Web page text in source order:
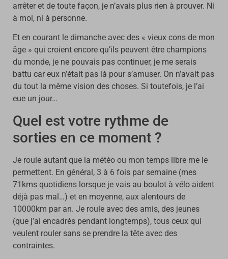
arrêter et de toute façon, je n’avais plus rien à prouver. Ni
à moi, ni à personne.
Et en courant le dimanche avec des « vieux cons de mon
âge » qui croient encore qu’ils peuvent être champions
du monde, je ne pouvais pas continuer, je me serais
battu car eux n’était pas là pour s’amuser. On n’avait pas
du tout la même vision des choses. Si toutefois, je l’ai
eue un jour…
Quel est votre rythme de
sorties en ce moment ?
Je roule autant que la météo ou mon temps libre me le
permettent. En général, 3 à 6 fois par semaine (mes
71kms quotidiens lorsque je vais au boulot à vélo aident
déjà pas mal…) et en moyenne, aux alentours de
10000km par an. Je roule avec des amis, des jeunes
(que j’ai encadrés pendant longtemps), tous ceux qui
veulent rouler sans se prendre la tête avec des
contraintes.